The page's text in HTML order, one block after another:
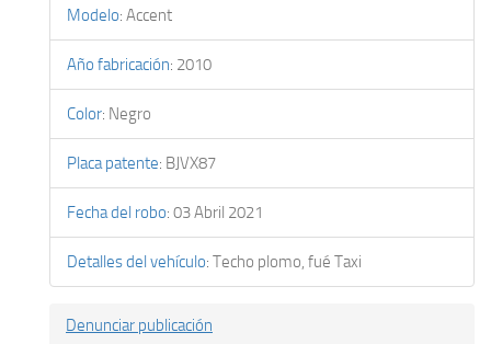
Modelo: Accent
Año fabricación: 2010
Color: Negro
Placa patente: BJVX87
Fecha del robo: 03 Abril 2021
Detalles del vehículo: Techo plomo, fué Taxi
Denunciar publicación